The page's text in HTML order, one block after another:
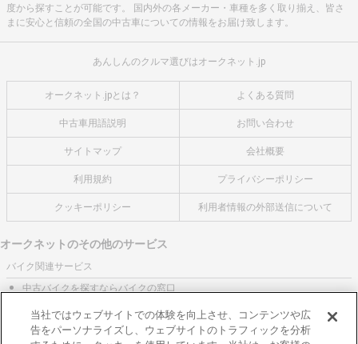
度から探すことが可能です。 国内外の各メーカー・車種を多く取り揃え、皆さ
まに安心と信頼の全国の中古車についての情報をお届け致します。
あんしんのクルマ選びはオークネット.jp
オークネット.jpとは？ よくある質問
中古車用語説明 お問い合わせ
サイトマップ 会社概要
利用規約 プライバシーポリシー
クッキーポリシー 利用者情報の外部送信について
オークネットのその他のサービス
バイク関連サービス
中古バイクを探すならバイクの窓口
レンタルバイクに乗るならモトオークレンタルバイク
ブランド関連サービス
当社ではウェブサイトでの体験を向上させ、コンテンツや広
告をパーソナライズし、ウェブサイトのトラフィックを分析